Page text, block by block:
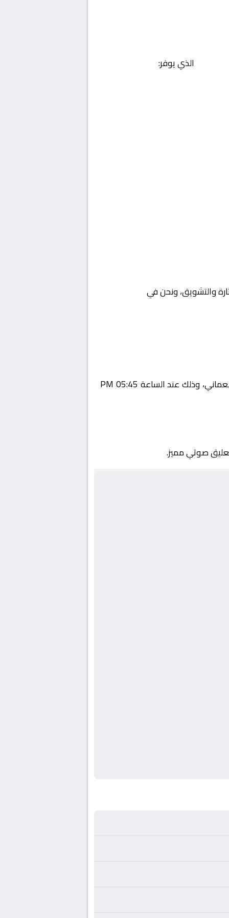
الذي يوفر:
والتشويق، ونحن في
يستضيف اليوم 2026-02-03 لقاءً مرتقبًا يجمع بين صحم و صحار ضمن منافسات بطولة عمان, الدوري العماني، وذلك عند الساعة 05:45 PM
صوتي مميز.